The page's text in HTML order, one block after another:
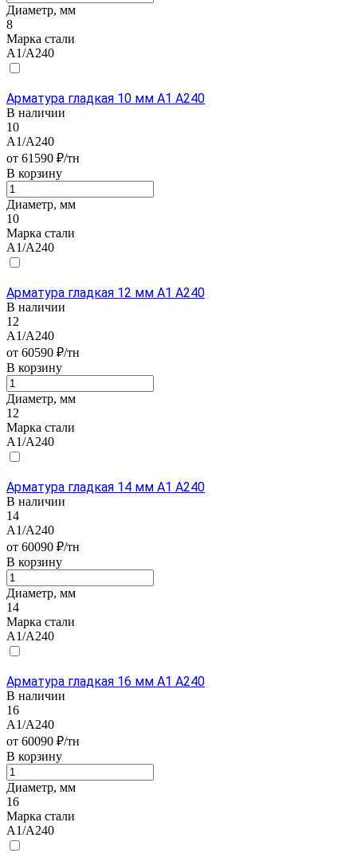
Диаметр, мм
8
Марка стали
А1/А240
Арматура гладкая 10 мм А1 А240
В наличии
10
А1/А240
от 61590 ₽/тн
В корзину
Диаметр, мм
10
Марка стали
А1/А240
Арматура гладкая 12 мм А1 А240
В наличии
12
А1/А240
от 60590 ₽/тн
В корзину
Диаметр, мм
12
Марка стали
А1/А240
Арматура гладкая 14 мм А1 А240
В наличии
14
А1/А240
от 60090 ₽/тн
В корзину
Диаметр, мм
14
Марка стали
А1/А240
Арматура гладкая 16 мм А1 А240
В наличии
16
А1/А240
от 60090 ₽/тн
В корзину
Диаметр, мм
16
Марка стали
А1/А240